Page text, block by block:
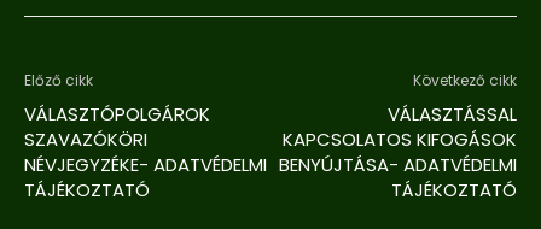
Előző cikk
VÁLASZTÓPOLGÁROK
SZAVAZÓKÖRI
NÉVJEGYZÉKE- ADATVÉDELMI
TÁJÉKOZTATÓ
Következő cikk
VÁLASZTÁSSAL
KAPCSOLATOS KIFOGÁSOK
BENYÚJTÁSA- ADATVÉDELMI
TÁJÉKOZTATÓ